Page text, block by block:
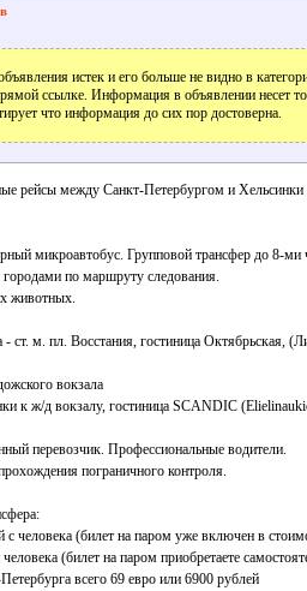
истек и его больше не видно в
ссылке. Информация в объявлении несет
что информация до сих пор достоверна.
рейсы между Санкт-Петербургом и Хельсинки
микроавтобус. Групповой трансфер до 8-ми
по маршруту следования.
животных.
ст. м. пл. Восстания, гостиница Октябрьская,
вокзала
к ж/д вокзалу, гостиница SCANDIC
перевозчик. Профессиональные водители.
пограничного контроля.
с человека (билет на паром уже включен в
(билет на паром приобретаете
всего 69 евро или 6900 рублей